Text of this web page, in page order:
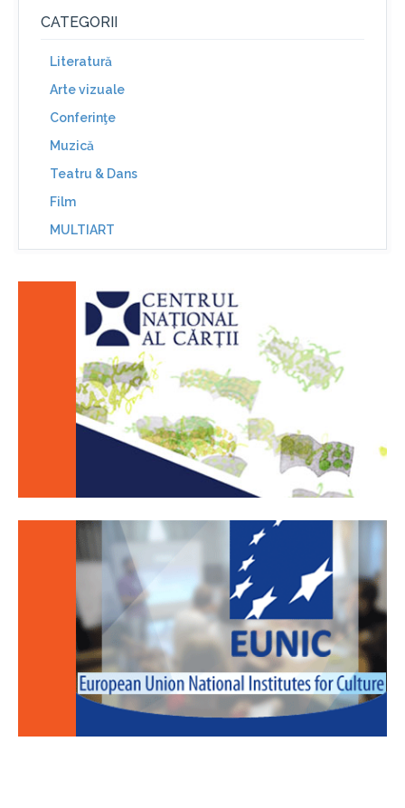
CATEGORII
Literatură
Arte vizuale
Conferinţe
Muzică
Teatru & Dans
Film
MULTIART